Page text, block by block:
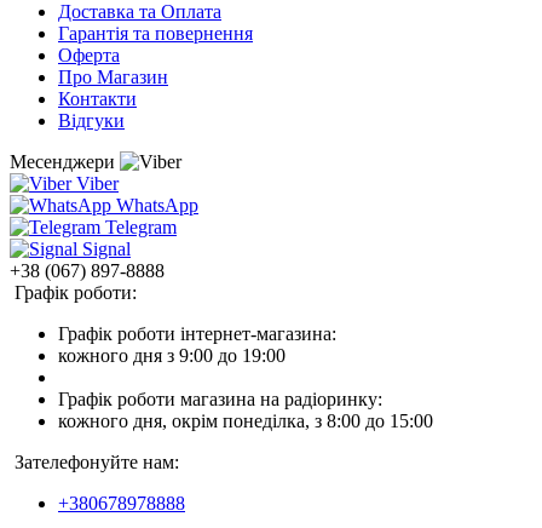
Доставка та Оплата
Гарантія та повернення
Оферта
Про Магазин
Контакти
Відгуки
Месенджери
Viber
WhatsApp
Telegram
Signal
+38 (067) 897-8888
Графік роботи:
Графік роботи інтернет-магазина:
кожного дня з 9:00 до 19:00
Графік роботи магазина на радіоринку:
кожного дня, окрім понеділка, з 8:00 до 15:00
Зателефонуйте нам:
+380678978888